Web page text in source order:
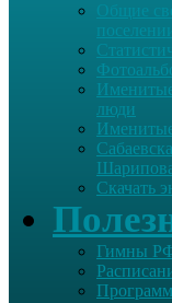
Общие
люди
Скачать
Гимны